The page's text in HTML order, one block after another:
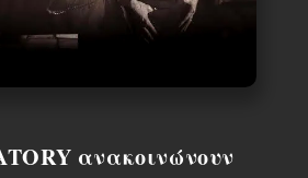
ανακοινώνουν